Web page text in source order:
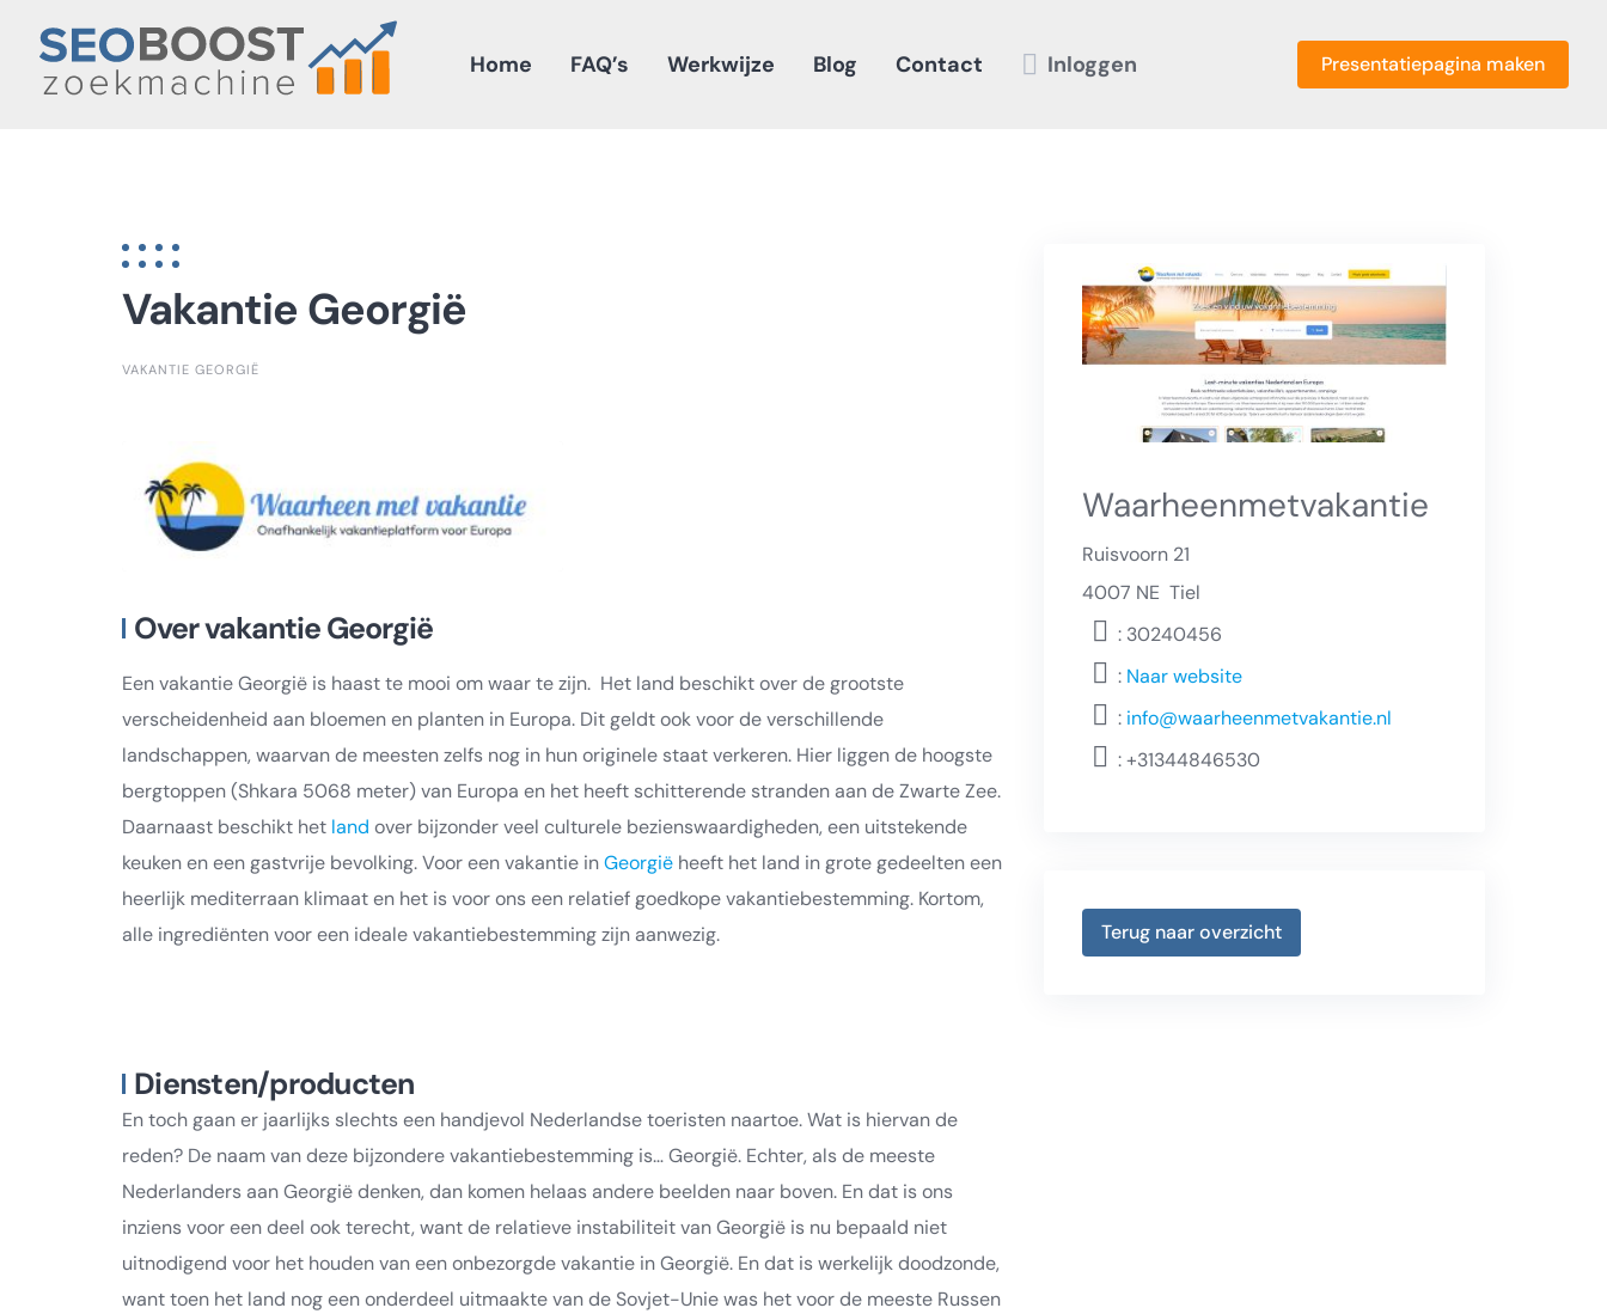
content
Home FAQ’s Werkwijze Blog Contact Inloggen Presentatiepagina maken
Vakantie Georgië
VAKANTIE GEORGIË
Over vakantie Georgië
Een vakantie Georgië is haast te mooi om waar te zijn. Het land beschikt over de grootste
verscheidenheid aan bloemen en planten in Europa. Dit geldt ook voor de verschillende
landschappen, waarvan de meesten zelfs nog in hun originele staat verkeren. Hier liggen de hoogste
bergtoppen (Shkara 5068 meter) van Europa en het heeft schitterende stranden aan de Zwarte Zee.
Daarnaast beschikt het land over bijzonder veel culturele bezienswaardigheden, een uitstekende
keuken en een gastvrije bevolking. Voor een vakantie inGeorgië heeft het land in grote gedeelten een
heerlijk mediterraan klimaat en het is voor ons een relatief goedkope vakantiebestemming. Kortom,
alle ingrediënten voor een ideale vakantiebestemming zijn aanwezig.
Diensten/producten
En toch gaan er jaarlijks slechts een handjevol Nederlandse toeristen naartoe. Wat is hiervan de
reden? De naam van deze bijzondere vakantiebestemming is… Georgië. Echter, als de meeste
Nederlanders aan Georgië denken, dan komen helaas andere beelden naar boven. En dat is ons
inziens voor een deel ook terecht, want de relatieve instabiliteit van Georgië is nu bepaald niet
uitnodigend voor het houden van een onbezorgde vakantie in Georgië. En dat is werkelijk doodzonde,
want toen het land nog een onderdeel uitmaakte van de Sovjet-Unie was het voor de meeste Russen
Waarheenmetvakantie
Ruisvoorn 21
4007 NE Tiel
: 30240456
:Naar website
: info@waarheenmetvakantie.nl
:+31344846530
Terug naar overzicht